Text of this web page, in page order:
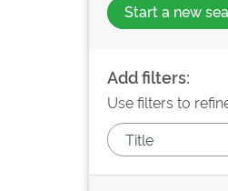
Start a new
Add filters:
Use filters to